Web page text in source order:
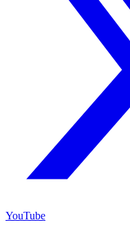
YouTube